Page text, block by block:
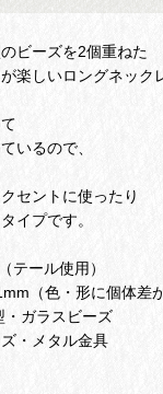
ビーズを2個重ねた
楽しいロングネック
いるので、
セントに使ったり
イプです。
テール使用）
（色・形に個体差
・ガラスビーズ
・メタル金具